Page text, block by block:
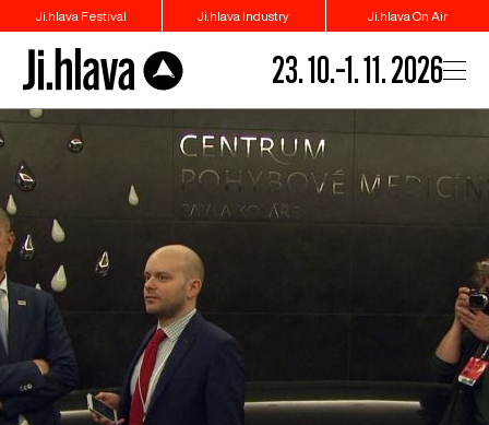
Ji.hlava Festival Ji.hlava Industry Ji.hlava On Air
23. 10.–1. 11. 2026